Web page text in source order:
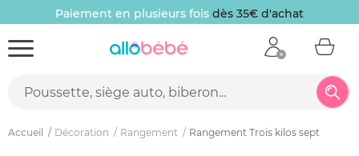
Paiement en plusieurs fois dès 35€ d'achat
Accueil Décoration Rangement Rangement Trois kilos sept